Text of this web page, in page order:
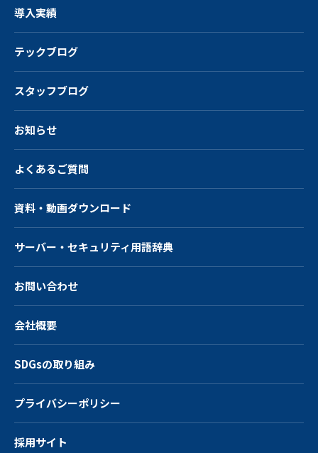
導入実績
テックブログ
スタッフブログ
お知らせ
よくあるご質問
資料・動画ダウンロード
サーバー・ セキュリティ用語辞典
お問い合わせ
会社概要
SDGsの取り組み
プライバシーポリシー
採用サイト